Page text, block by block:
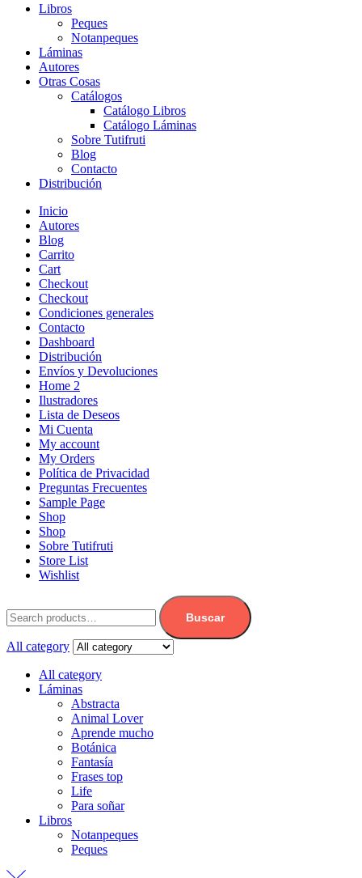
Libros
Peques
Notanpeques
Láminas
Autores
Otras Cosas
Catálogos
Catálogo Libros
Catálogo Láminas
Sobre Tutifruti
Blog
Contacto
Distribución
Inicio
Autores
Blog
Carrito
Cart
Checkout
Checkout
Condiciones generales
Contacto
Dashboard
Distribución
Envíos y Devoluciones
Home 2
Ilustradores
Lista de Deseos
Mi Cuenta
My account
My Orders
Política de Privacidad
Preguntas Frecuentes
Sample Page
Shop
Shop
Sobre Tutifruti
Store List
Wishlist
Buscar
All category
All category
Láminas
Abstracta
Animal Lover
Aprende mucho
Botánica
Fantasía
Frases top
Life
Para soñar
Libros
Notanpeques
Peques